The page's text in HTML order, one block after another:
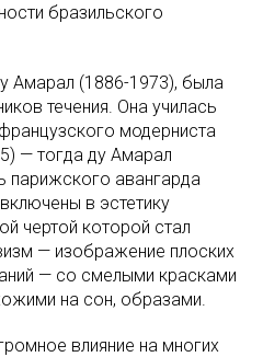
бразильского
Амарал (1886-1973), была
течения. Она училась
модерниста
— тогда ду Амарал
парижского авангарда
в эстетику
чертой которой стал
— изображение плоских
— со смелыми красками
на сон, образами.
влияние на многих